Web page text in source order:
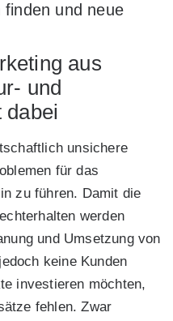
und neue
aus
und
dabei
unsichere
für das
zu führen. Damit die
werden
und Umsetzung von
keine Kunden
investieren möchten,
fehlen. Zwar